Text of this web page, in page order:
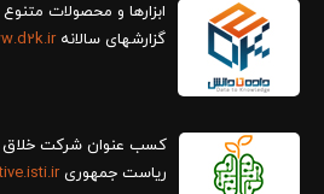
ابزارها و محصولات
گزارش‎های سالانه
کسب عنوان شرکت خلاق
ریاست جمهوری